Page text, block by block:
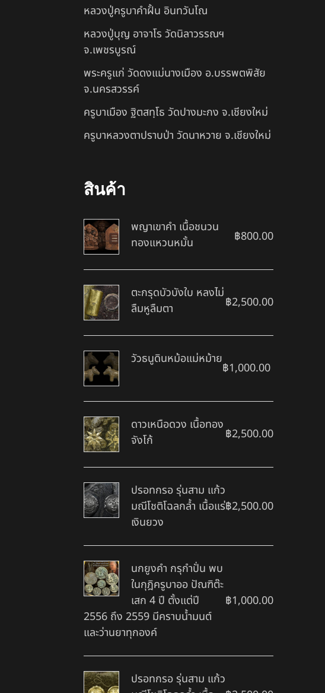
หลวงปู่ครูบาคำฝั้น อินทวันโณ
หลวงปู่บุญ อาจาโร วัดนิลาวรรณฯ
จ.เพชรบูรณ์
พระครูแก่ วัดดงแม่นางเมือง อ.บรรพตพิสัย
จ.นครสวรรค์
ครูบาเมือง ฐิตสทฺโธ วัดปางมะกง จ.เชียงใหม่
ครูบาหลวงตาปราบป่า วัดนาหวาย จ.เชียงใหม่
สินค้า
พญาเขาคำ เนื้อชนวน
ทองแหวนหมั้น
฿800.00
ตะกรุดบัวบังใบ หลงไม่
ลืมหูลืมตา
฿2,500.00
วัวธนูดินหม้อแม่หม้าย
฿1,000.00
ดาวเหนือดวง เนื้อทอง
จังโก้
฿2,500.00
ปรอทกรอ รุ่นสาม แก้ว
มณีโชติโฉลกล้ำ เนื้อแร่
เงินยวง
฿2,500.00
นกยูงคำ กรุกำปั่น พบ
ในกุฎิครูบาออ ปัณฑิต๊ะ
เสก 4 ปี ตั้งแต่ปี
2556 ถึง 2559 มีคราบน้ำมนต์
และว่านยาทุกองค์
฿1,000.00
ปรอทกรอ รุ่นสาม แก้ว